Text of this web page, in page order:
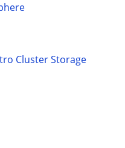
Cluster Storage